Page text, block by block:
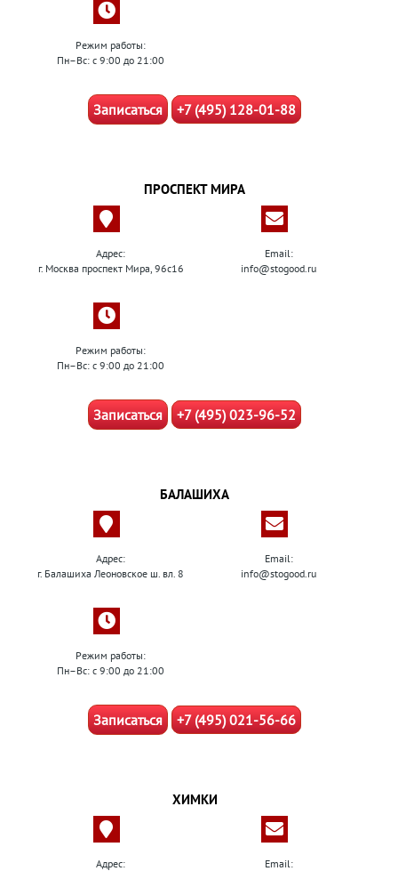
Режим работы:
Пн–Вс: с 9:00 до 21:00
Записаться +7 (495) 128-01-88
ПРОСПЕКТ МИРА
Адрес:
г. Москва проспект Мира, 96с16
Email:
info@stogood.ru
Режим работы:
Пн–Вс: с 9:00 до 21:00
Записаться +7 (495) 023-96-52
БАЛАШИХА
Адрес:
г. Балашиха Леоновское ш. вл. 8
Email:
info@stogood.ru
Режим работы:
Пн–Вс: с 9:00 до 21:00
Записаться +7 (495) 021-56-66
ХИМКИ
Адрес: Email: